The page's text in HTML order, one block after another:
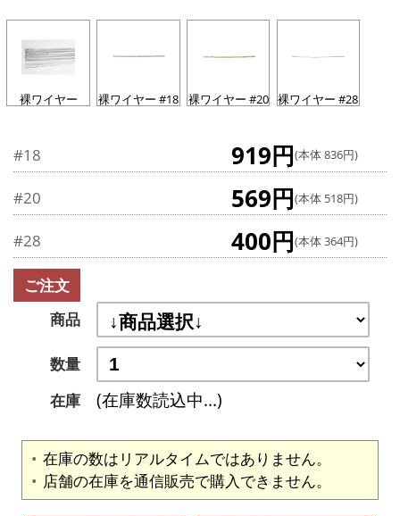
裸ワイヤー 裸ワイヤー #18 裸ワイヤー #20 裸ワイヤー #28
#18 919円(本体 836円)
#20 569円(本体 518円)
#28 400円(本体 364円)
ご注文
商品
数量
在庫
(在庫数読込中...)
在庫の数はリアルタイムではありません。
店舗の在庫を通信販売で購入できません。